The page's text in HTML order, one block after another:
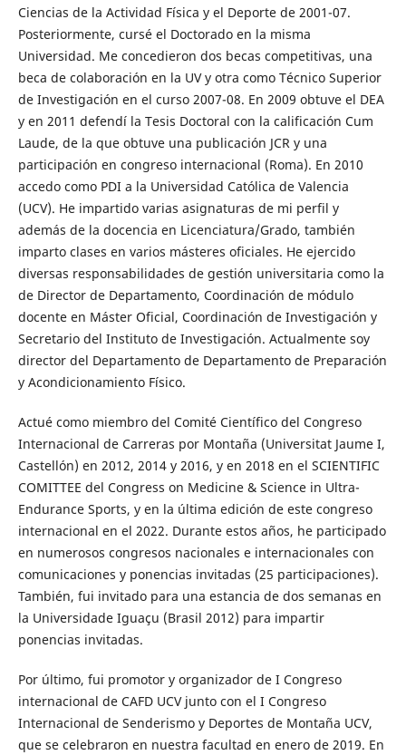
Ciencias de la Actividad Física y el Deporte de 2001-07.
Posteriormente, cursé el Doctorado en la misma
Universidad. Me concedieron dos becas competitivas, una
beca de colaboración en la UV y otra como Técnico Superior
de Investigación en el curso 2007-08. En 2009 obtuve el DEA
y en 2011 defendí la Tesis Doctoral con la calificación Cum
Laude, de la que obtuve una publicación JCR y una
participación en congreso internacional (Roma). En 2010
accedo como PDI a la Universidad Católica de Valencia
(UCV). He impartido varias asignaturas de mi perfil y
además de la docencia en Licenciatura/Grado, también
imparto clases en varios másteres oficiales. He ejercido
diversas responsabilidades de gestión universitaria como la
de Director de Departamento, Coordinación de módulo
docente en Máster Oficial, Coordinación de Investigación y
Secretario del Instituto de Investigación. Actualmente soy
director del Departamento de Departamento de Preparación
y Acondicionamiento Físico.
Actué como miembro del Comité Científico del Congreso
Internacional de Carreras por Montaña (Universitat Jaume I,
Castellón) en 2012, 2014 y 2016, y en 2018 en el SCIENTIFIC
COMITTEE del Congress on Medicine & Science in Ultra-
Endurance Sports, y en la última edición de este congreso
internacional en el 2022. Durante estos años, he participado
en numerosos congresos nacionales e internacionales con
comunicaciones y ponencias invitadas (25 participaciones).
También, fui invitado para una estancia de dos semanas en
la Universidade Iguaçu (Brasil 2012) para impartir
ponencias invitadas.
Por último, fui promotor y organizador de I Congreso
internacional de CAFD UCV junto con el I Congreso
Internacional de Senderismo y Deportes de Montaña UCV,
que se celebraron en nuestra facultad en enero de 2019. En